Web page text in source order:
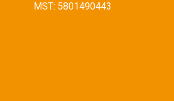
MST: 5801490443